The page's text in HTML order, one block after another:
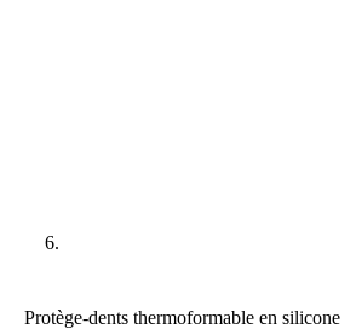
Protège-dents thermoformable en silicone